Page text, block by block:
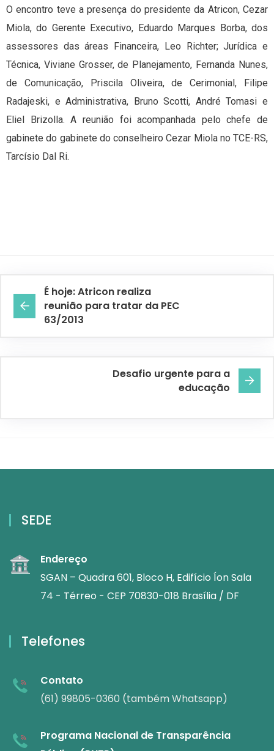
O encontro teve a presença do presidente da Atricon, Cezar
Miola, do Gerente Executivo, Eduardo Marques Borba, dos
assessores das áreas Financeira, Leo Richter; Jurídica e
Técnica, Viviane Grosser, de Planejamento, Fernanda Nunes,
de Comunicação, Priscila Oliveira, de Cerimonial, Filipe
Radajeski, e Administrativa, Bruno Scotti, André Tomasi e
Eliel Brizolla. A reunião foi acompanhada pelo chefe de
gabinete do gabinete do conselheiro Cezar Miola no TCE-RS,
Tarcísio Dal Ri.
É hoje: Atricon realiza
reunião para tratar da PEC
63/2013
Desafio urgente para a
educação
SEDE
Endereço
SGAN – Quadra 601, Bloco H, Edifício Íon Sala
74 - Térreo - CEP 70830-018 Brasília / DF
Telefones
Contato
(61) 99805-0360 (também Whatsapp)
Programa Nacional de Transparência